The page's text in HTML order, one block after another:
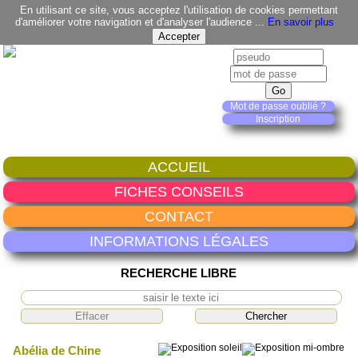
En utilisant ce site, vous acceptez l'utilisation de cookies permettant
d'améliorer votre navigation et d'analyser l'audience ... En savoir plus
Mot de passe oublié ?
Inscription
ACCUEIL
FICHES CONSEILS
CONTACT
INFORMATIONS LÉGALES
RECHERCHE LIBRE
Abélia de Chine